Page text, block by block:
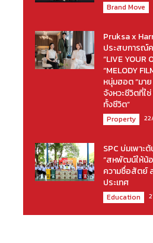
Brand Move
Pruksa x
ประสบการณ์
“LIVE YOUR
“MELODY
หนุ่มฮอต “มา
จังหวะชีวิตที่ใ
ทั้งชีวิต”
Property
SPC บ่มเพา
“สหพัฒน์ให้น้
ความซื่อสัตย์
ประเทศ
Education